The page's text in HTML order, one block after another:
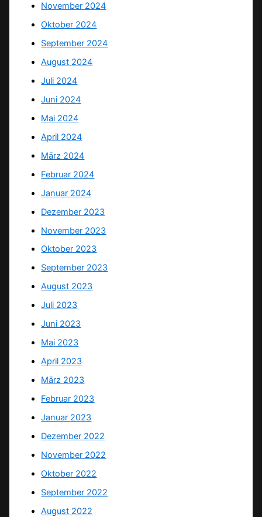
November 2024
Oktober 2024
September 2024
August 2024
Juli 2024
Juni 2024
Mai 2024
April 2024
März 2024
Februar 2024
Januar 2024
Dezember 2023
November 2023
Oktober 2023
September 2023
August 2023
Juli 2023
Juni 2023
Mai 2023
April 2023
März 2023
Februar 2023
Januar 2023
Dezember 2022
November 2022
Oktober 2022
September 2022
August 2022